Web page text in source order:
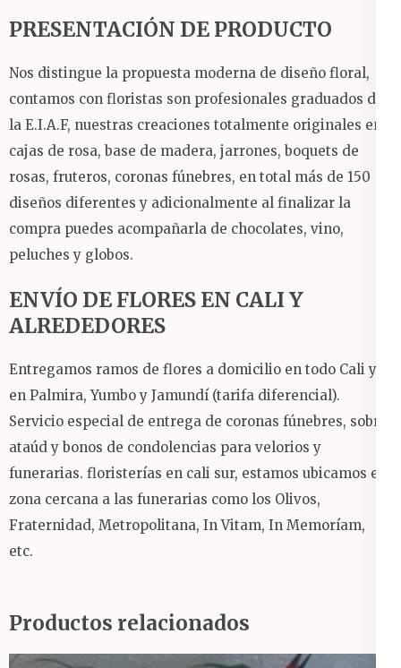
PRESENTACIÓN DE PRODUCTO
Nos distingue la propuesta moderna de diseño floral,
contamos con floristas son profesionales graduados de
la E.I.A.F, nuestras creaciones totalmente originales en:
cajas de rosa, base de madera, jarrones, boquets de
rosas, fruteros, coronas fúnebres, en total más de 150
diseños diferentes y adicionalmente al finalizar la
compra puedes acompañarla de chocolates, vino,
peluches y globos.
ENVÍO DE FLORES EN CALI Y
ALREDEDORES
Entregamos ramos de flores a domicilio en todo Cali y
en Palmira, Yumbo y Jamundí (tarifa diferencial).
Servicio especial de entrega de coronas fúnebres, sobre
ataúd y bonos de condolencias para velorios y
funerarias. floristerías en cali sur, estamos ubicamos en
zona cercana a las funerarias como los Olivos,
Fraternidad, Metropolitana, In Vitam, In Memoríam,
etc.
Productos relacionados